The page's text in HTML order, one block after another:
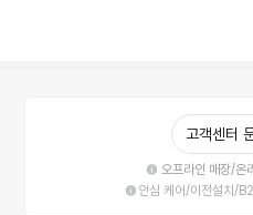
고객센터
오프라인 매장/온
안심 케어/이전설치/